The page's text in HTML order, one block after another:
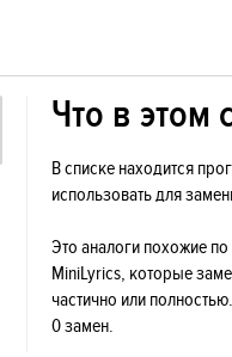
Что в этом
В списке находится
использовать для
Это аналоги похожие
MiniLyrics, которые
частично или
0 замен.